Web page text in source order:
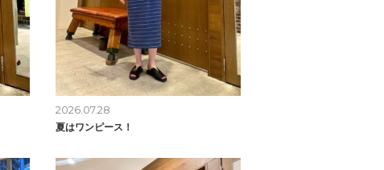
2026.07.28
夏はワンピース！